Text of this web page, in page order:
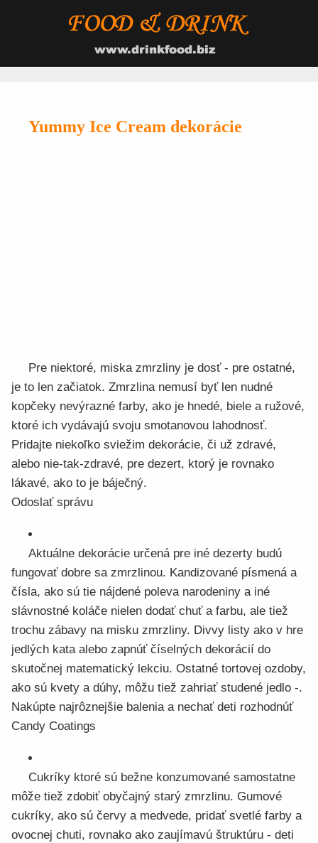
Yummy Ice Cream dekorácie
Pre niektoré, miska zmrzliny je dosť - pre ostatné,
je to len začiatok. Zmrzlina nemusí byť len nudné
kopčeky nevýrazné farby, ako je hnedé, biele a ružové,
ktoré ich vydávajú svoju smotanovou lahodnosť.
Pridajte niekoľko sviežim dekorácie, či už zdravé,
alebo nie-tak-zdravé, pre dezert, ktorý je rovnako
lákavé, ako to je báječný.
Odoslať správu
Aktuálne dekorácie určená pre iné dezerty budú
fungovať dobre sa zmrzlinou. Kandizované písmená a
čísla, ako sú tie nájdené poleva narodeniny a iné
slávnostné koláče nielen dodať chuť a farbu, ale tiež
trochu zábavy na misku zmrzliny. Divvy listy ako v hre
jedlých kata alebo zapnúť číselných dekorácií do
skutočnej matematický lekciu. Ostatné tortovej ozdoby,
ako sú kvety a dúhy, môžu tiež zahriať studené jedlo -.
Nakúpte najrôznejšie balenia a nechať deti rozhodnúť
Candy Coatings
Cukríky ktoré sú bežne konzumované samostatne
môže tiež zdobiť obyčajný starý zmrzlinu. Gumové
cukríky, ako sú červy a medvede, pridať svetlé farby a
ovocnej chuti, rovnako ako zaujímavú štruktúru - deti